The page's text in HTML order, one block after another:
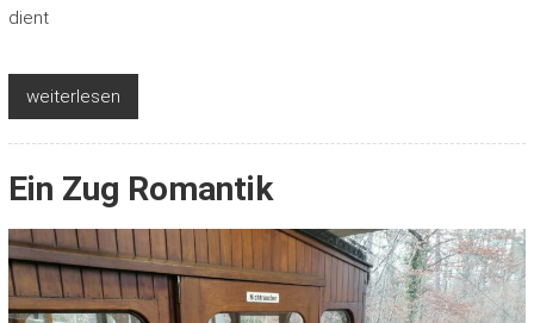
dient
weiterlesen
Ein Zug Romantik